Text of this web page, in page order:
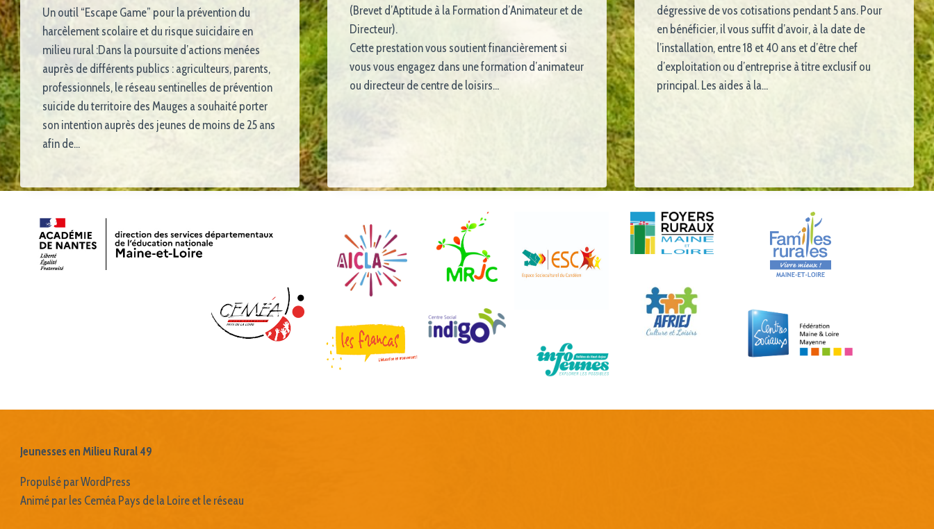
Un outil “Escape Game” pour la prévention du
harcèlement scolaire et du risque suicidaire en
milieu rural :Dans la poursuite d’actions menées
auprès de différents publics : agriculteurs, parents,
professionnels, le réseau sentinelles de prévention
suicide du territoire des Mauges a souhaité porter
son intention auprès des jeunes de moins de 25 ans
afin de…
(Brevet d’Aptitude à la Formation d’Animateur et de
Directeur).
Cette prestation vous soutient financièrement si
vous vous engagez dans une formation d’animateur
ou directeur de centre de loisirs…
dégressive de vos cotisations pendant 5 ans. Pour
en bénéficier, il vous suffit d’avoir, à la date de
l’installation, entre 18 et 40 ans et d’être chef
d’exploitation ou d’entreprise à titre exclusif ou
principal. Les aides à la…
Jeunesses en Milieu Rural 49
Propulsé par WordPress
Animé par les Ceméa Pays de la Loire et le réseau